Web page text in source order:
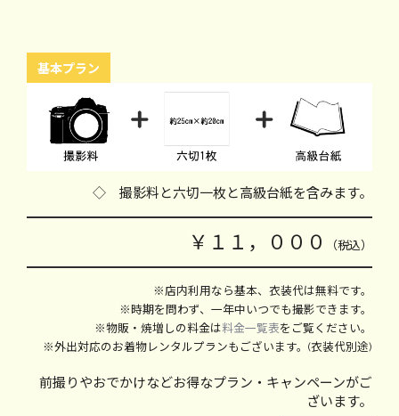
基本プラン
◇ 撮影料と六切一枚と高級台紙を含みます。
￥１１，０００ （税込）
※店内利用なら基本、衣装代は無料です。
※時期を問わず、一年中いつでも撮影できます。
※物販・焼増しの料金は料金一覧表をご覧ください。
※外出対応のお着物レンタルプランもございます。(衣装代別途)
前撮りやおでかけなどお得なプラン・キャンペーンがご
ざいます。